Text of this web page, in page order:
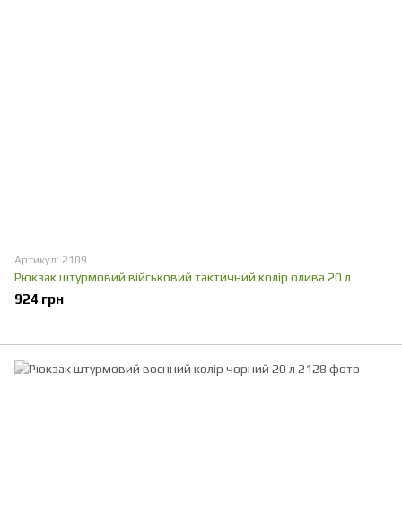
Артикул: 2109
Рюкзак штурмовий військовий тактичний колір олива 20 л
924 грн